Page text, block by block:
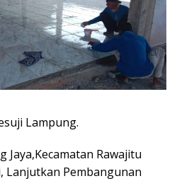
Lampung.
Rawajitu
Lanjutkan Pembangunan